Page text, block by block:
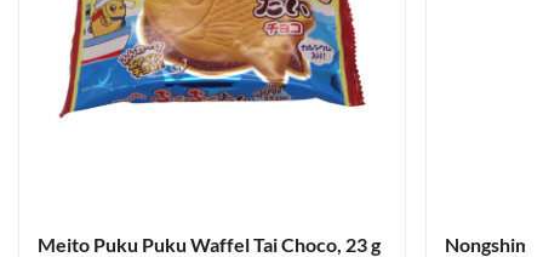
Meito Puku Puku Waffel Tai Choco, 23 g Nongshim